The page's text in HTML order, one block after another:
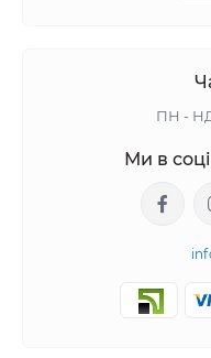
ПН -
Ми в